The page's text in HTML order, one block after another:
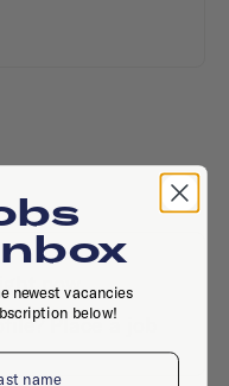
now
Place a job
newest vacancies
below!